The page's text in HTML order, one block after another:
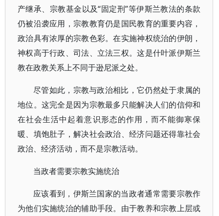
产继承、宗教基金以及“固定刑”等伊斯兰教法的条款
仍被沿袭应用，宗教教育仍是国民教育的重要内容，
政治具有浓厚的宗教色彩。在实施神权统治的伊朗，
神权高于行政、司法、立法三权。这是什叶派伊斯兰
教在政教关系上不同于逊尼派之处。
尽管如此，宗教与政治相比，它仍然处于隶属的
地位。这完全是因为宗教最多只能解决人们的信仰和
在社会生活中起着意识形态的作用，而不能御寒保
暖、填饱肚子，解决社会政治、经济问题还得靠社会
政治、经济活动，而不是宗教活动。
当政者需要宗教实施统治
应该看到，伊斯兰国家的当政者通常需要宗教作
为他们实施统治的辅助手段。由于教养和宗教上层或